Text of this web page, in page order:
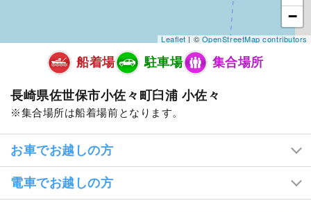
−
Leaflet| ©OpenStreetMap contributors
船着場 駐車場 集合場所
長崎県佐世保市小佐々町臼浦 小佐々
集合場所は船着場前となります。
お車でお越しの方
電車でお越しの方